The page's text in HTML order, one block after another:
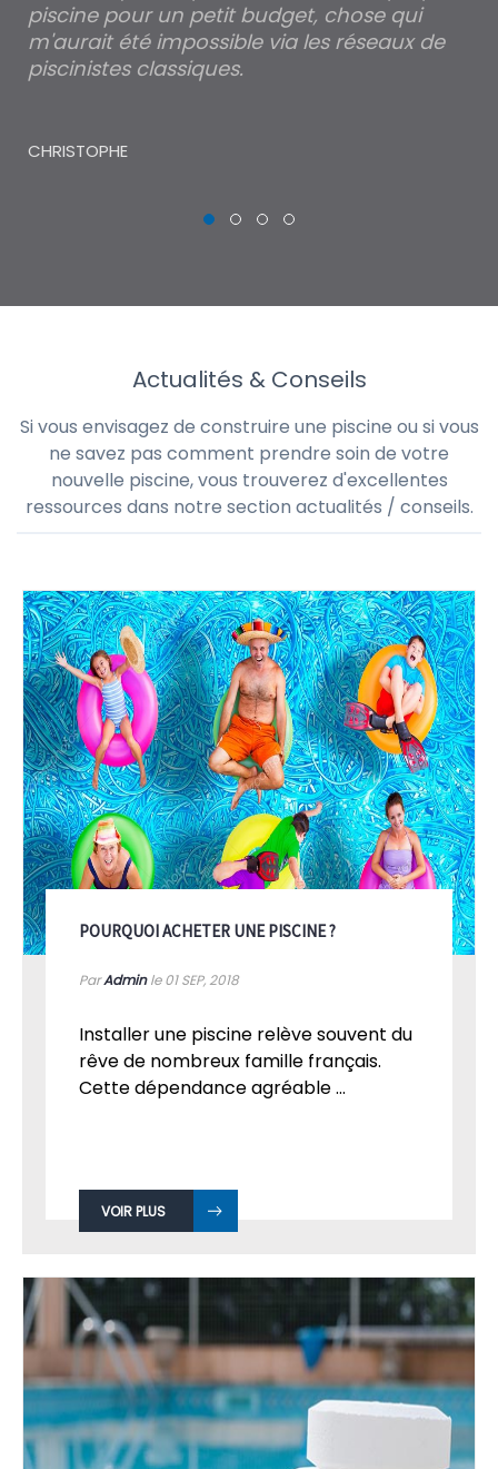
piscine pour un petit budget, chose qui
m'aurait été impossible via les réseaux de
piscinistes classiques.
CHRISTOPHE
Actualités & Conseils
Si vous envisagez de construire une piscine ou si vous
ne savez pas comment prendre soin de votre
nouvelle piscine, vous trouverez d'excellentes
ressources dans notre section actualités / conseils.
POURQUOI ACHETER UNE PISCINE ?
ParAdminle 01SEP, 2018
Installer une piscine relève souvent du
rêve de nombreux famille français.
Cette dépendance agréable ...
VOIR PLUS